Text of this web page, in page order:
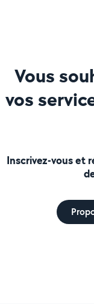
Vous
vos
Inscrivez-vous et